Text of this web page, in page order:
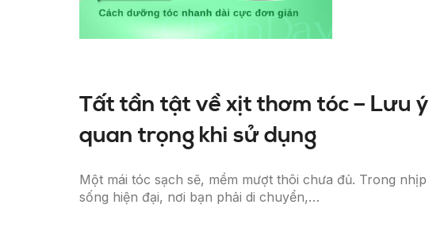
Tất tần tật về xịt thơm tóc – Lưu ý
quan trọng khi sử dụng
Một mái tóc sạch sẽ, mềm mượt thôi chưa đủ. Trong nhịp
sống hiện đại, nơi bạn phải di chuyển,…